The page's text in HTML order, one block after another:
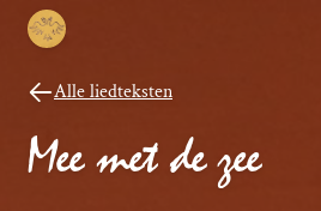
Alle liedteksten
Mee met de zee